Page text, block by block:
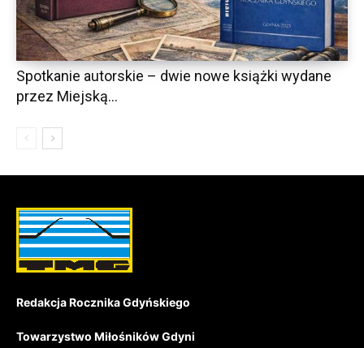
Spotkanie autorskie – dwie nowe książki wydane
przez Miejską...
Redakcja Rocznika Gdyńskiego
Towarzystwo Miłośników Gdyni